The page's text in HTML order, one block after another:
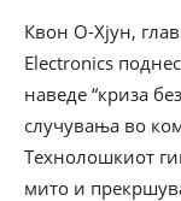
Квон О-Хјун,
Electronics
наведе “криза
случувања во
Технолошкиот
мито и